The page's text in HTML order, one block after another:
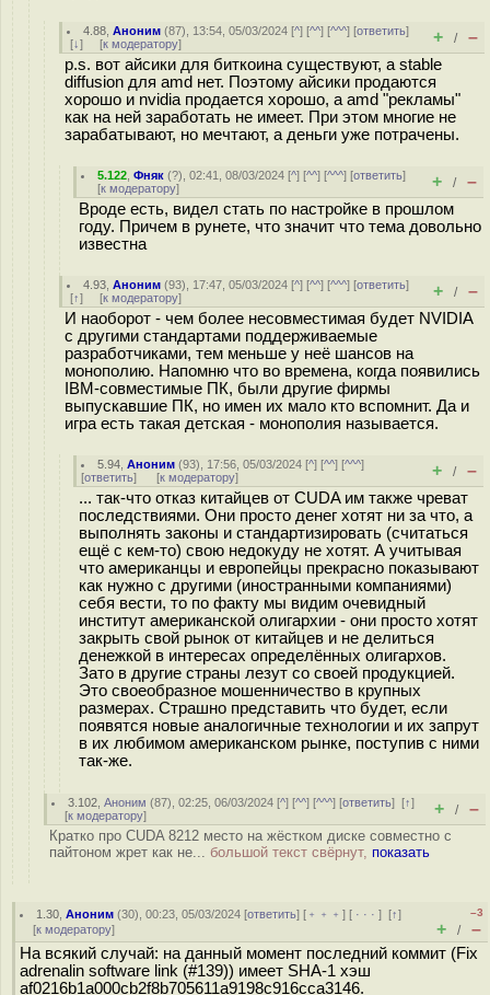
4.88 ,Аноним (87), 13:54, 05/03/2024 [^] [^^] [^^^] [ответить]
[↓] [к модератору] + / –
p.s. вот айсики для биткоина существуют, а stable
diffusion для amd нет. Поэтому айсики продаются
хорошо и nvidia продается хорошо, а amd "рекламы"
как на ней заработать не имеет. При этом многие не
зарабатывают, но мечтают, а деньги уже потрачены.
5.122 ,Фняк (?), 02:41, 08/03/2024 [^] [^^] [^^^] [ответить]
[к модератору] + / –
Вроде есть, видел стать по настройке в прошлом
году. Причем в рунете, что значит что тема довольно
известна
4.93 ,Аноним (93), 17:47, 05/03/2024 [^] [^^] [^^^] [ответить]
[↑] [к модератору] + / –
И наоборот - чем более несовместимая будет NVIDIA
с другими стандартами поддерживаемые
разработчиками, тем меньше у неё шансов на
монополию. Напомню что во времена, когда появились
IBM-совместимые ПК, были другие фирмы
выпускавшие ПК, но имен их мало кто вспомнит. Да и
игра есть такая детская - монополия называется.
5.94 ,Аноним (93), 17:56, 05/03/2024 [^] [^^] [^^^]
[ответить] [к модератору] + / –
... так-что отказ китайцев от CUDA им также чреват
последствиями. Они просто денег хотят ни за что, а
выполнять законы и стандартизировать (считаться
ещё с кем-то) свою недокуду не хотят. А учитывая
что американцы и европейцы прекрасно показывают
как нужно с другими (иностранными компаниями)
себя вести, то по факту мы видим очевидный
институт американской олигархии - они просто хотят
закрыть свой рынок от китайцев и не делиться
денежкой в интересах определённых олигархов.
Зато в другие страны лезут со своей продукцией.
Это своеобразное мошенничество в крупных
размерах. Страшно представить что будет, если
появятся новые аналогичные технологии и их запрут
в их любимом американском рынке, поступив с ними
так-же.
3.102 ,Аноним (87), 02:25, 06/03/2024 [^] [^^] [^^^] [ответить][↑]
[к модератору] + / –
Кратко про CUDA 8212 место на жёстком диске совместно с
пайтоном жрет как не... большой текст свёрнут, показать
1.30 ,Аноним (30), 00:23, 05/03/2024 [ответить] [ ﹢﹢﹢] [ · · ·][↑]
[к модератору]
–3
+ / –
На всякий случай: на данный момент последний коммит (Fix
adrenalin software link (#139)) имеет SHA-1 хэш
af0216b1a000cb2f8b705611a9198c916cca3146.